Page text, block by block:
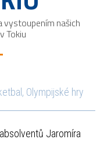
vystoupením našich
Tokiu
, Olympijské hry
Jaromíra